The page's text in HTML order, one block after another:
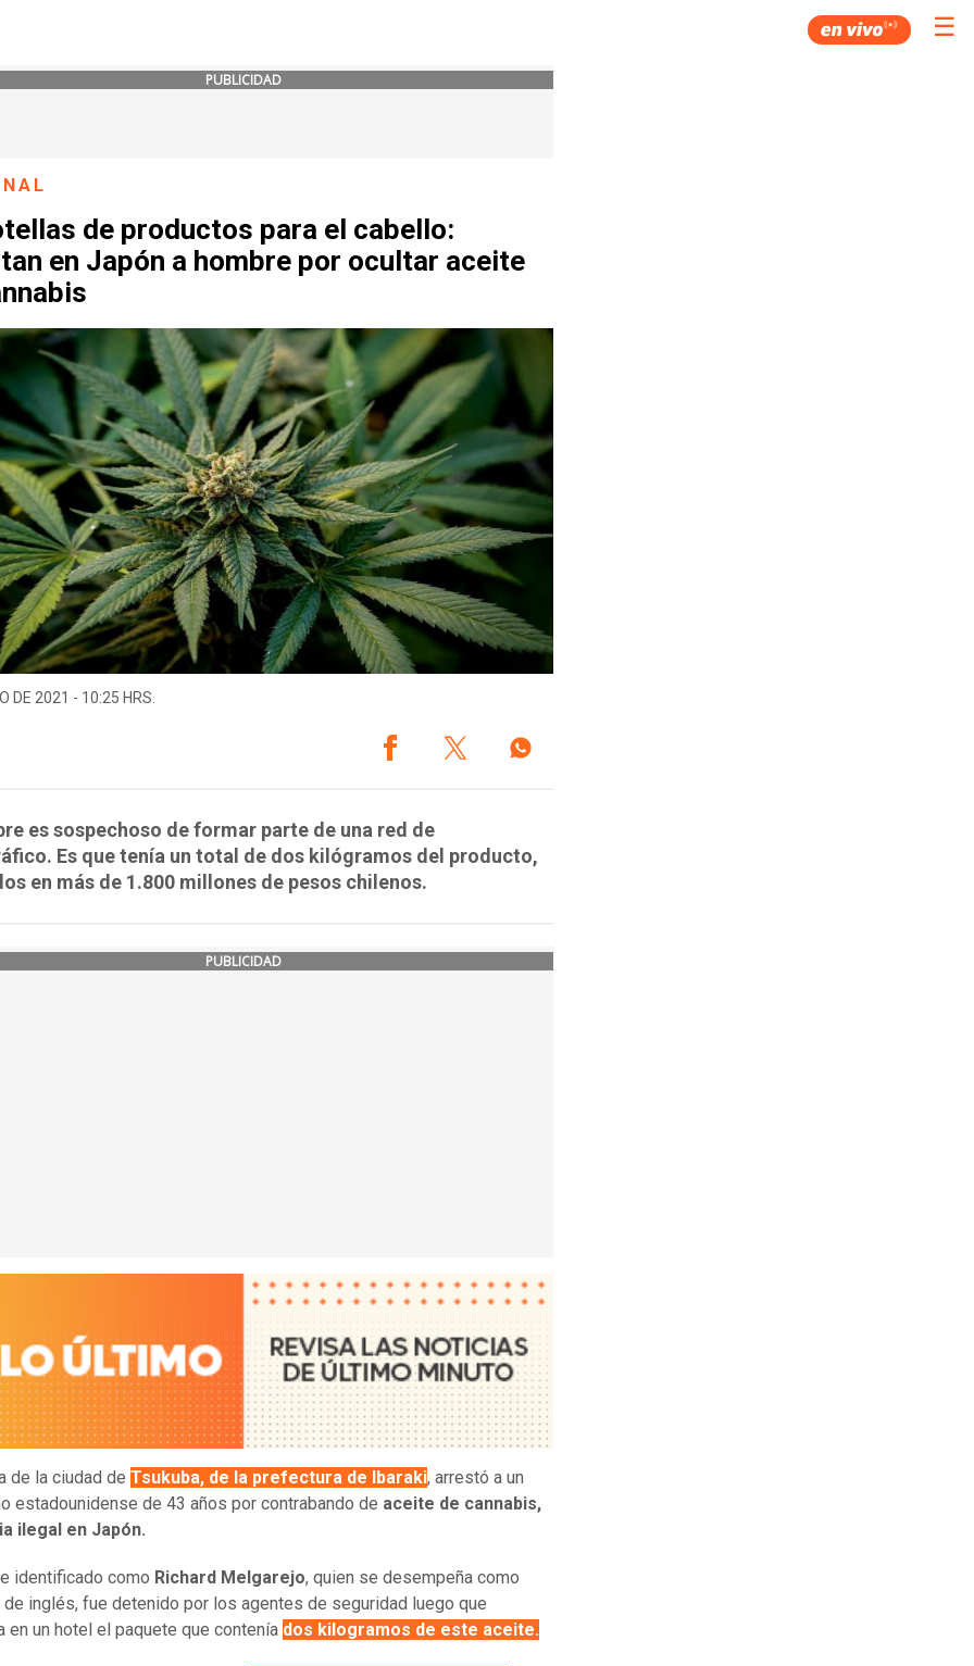
☰
PUBLICIDAD
de productos para el cabello:
en Japón a hombre por ocultar aceite
DE 2021 - 10:25 HRS.
es sospechoso de formar parte de una red de
Es que tenía un total de dos kilógramos del producto,
en más de 1.800 millones de pesos chilenos.
PUBLICIDAD
de la ciudad de Tsukuba, de la prefectura de Ibaraki, arrestó a un
estadounidense de 43 años por contrabando de aceite de cannabis,
ilegal en Japón.
identificado como Richard Melgarejo, quien se desempeña como
inglés, fue detenido por los agentes de seguridad luego que
en un hotel el paquete que contenía dos kilogramos de este aceite.